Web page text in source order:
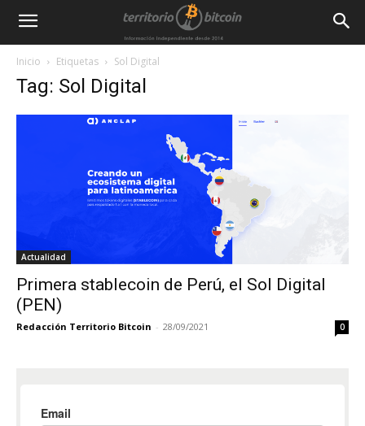
Inicio Etiquetas Sol Digital
Tag: Sol Digital
Actualidad
Primera stablecoin de Perú, el Sol Digital
(PEN)
Redacción Territorio Bitcoin - 28/09/2021 0